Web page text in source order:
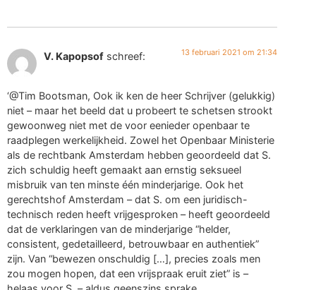
V. Kapopsof schreef: 13 februari 2021 om 21:34
‘@Tim Bootsman, Ook ik ken de heer Schrijver (gelukkig)
niet – maar het beeld dat u probeert te schetsen strookt
gewoonweg niet met de voor eenieder openbaar te
raadplegen werkelijkheid. Zowel het Openbaar Ministerie
als de rechtbank Amsterdam hebben geoordeeld dat S.
zich schuldig heeft gemaakt aan ernstig seksueel
misbruik van ten minste één minderjarige. Ook het
gerechtshof Amsterdam – dat S. om een juridisch-
technisch reden heeft vrijgesproken – heeft geoordeeld
dat de verklaringen van de minderjarige “helder,
consistent, gedetailleerd, betrouwbaar en authentiek”
zijn. Van “bewezen onschuldig […], precies zoals men
zou mogen hopen, dat een vrijspraak eruit ziet” is –